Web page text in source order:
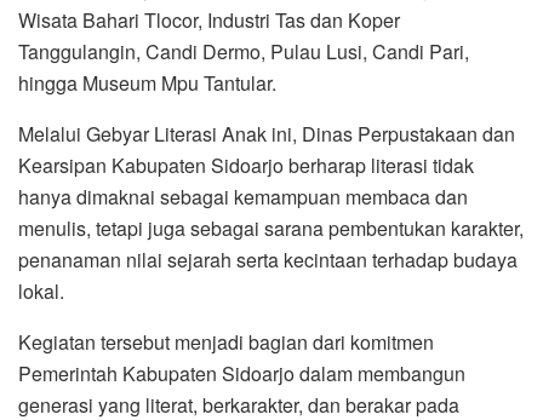
Wisata Bahari Tlocor, Industri Tas dan Koper
Tanggulangin, Candi Dermo, Pulau Lusi, Candi Pari,
hingga Museum Mpu Tantular.
Melalui Gebyar Literasi Anak ini, Dinas Perpustakaan dan
Kearsipan Kabupaten Sidoarjo berharap literasi tidak
hanya dimaknai sebagai kemampuan membaca dan
menulis, tetapi juga sebagai sarana pembentukan karakter,
penanaman nilai sejarah serta kecintaan terhadap budaya
lokal.
Kegiatan tersebut menjadi bagian dari komitmen
Pemerintah Kabupaten Sidoarjo dalam membangun
generasi yang literat, berkarakter, dan berakar pada